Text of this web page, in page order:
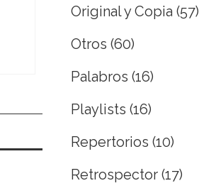
Original y Copia (57)
Otros (60)
Palabros (16)
Playlists (16)
Repertorios (10)
Retrospector (17)